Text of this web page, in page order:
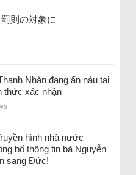
則の対象に
Nhàn đang ẩn náu tại
xác nhận
hình nhà nước
bố thông tin bà Nguyễn
sang Đức!